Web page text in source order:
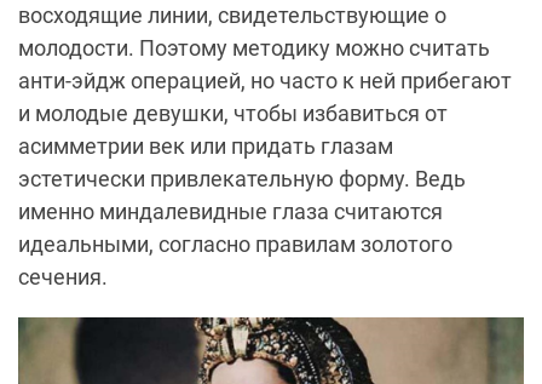
восходящие линии, свидетельствующие о
молодости. Поэтому методику можно считать
анти-эйдж операцией, но часто к ней прибегают
и молодые девушки, чтобы избавиться от
асимметрии век или придать глазам
эстетически привлекательную форму. Ведь
именно миндалевидные глаза считаются
идеальными, согласно правилам золотого
сечения.